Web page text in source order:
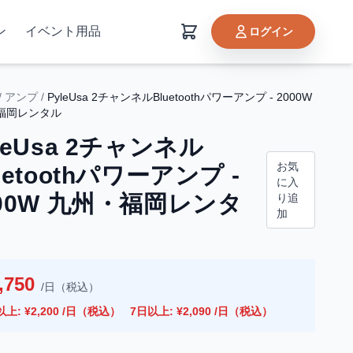
イベント用品 ログイン
アンプ/ PyleUsa 2チャンネルBluetoothパワーアンプ - 2000W
岡レンタル
2チャンネル
パワーアンプ -
九州・福岡レンタ
お気
に入
り追
加
/日（税込）
上: ¥2,200 /日（税込）
7日以上: ¥2,090 /日（税込）